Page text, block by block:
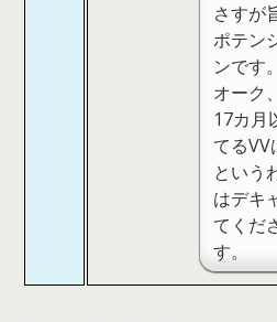
さすが
ポテン
ンです。
オーク
17カ月
てるVV
という
はデキ
てくだ
す。